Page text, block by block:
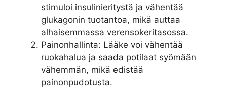
stimuloi insulinieritystä ja vähentää
glukagonin tuotantoa, mikä auttaa
alhaisemmassa verensokeritasossa.
Painonhallinta: Lääke voi vähentää
ruokahalua ja saada potilaat syömään
vähemmän, mikä edistää
painonpudotusta.